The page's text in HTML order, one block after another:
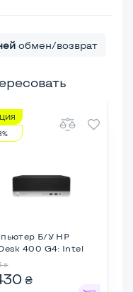
обмен/возврат
Б/У HP
400 G4: Intel
₴
₴